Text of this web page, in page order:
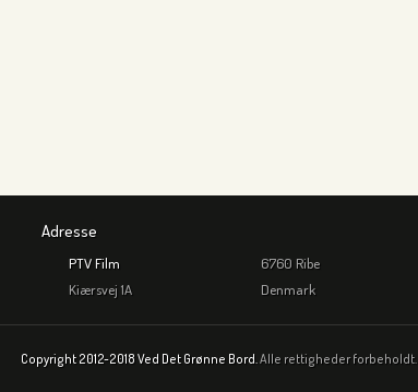
Adresse
PTV Film
6760 Ribe
Kiærsvej 1A
Denmark
Copyright 2012-2018 Ved Det Grønne Bord.Alle rettigheder forbeholdt.